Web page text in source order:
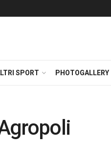
SPORT PHOTOGALLERY